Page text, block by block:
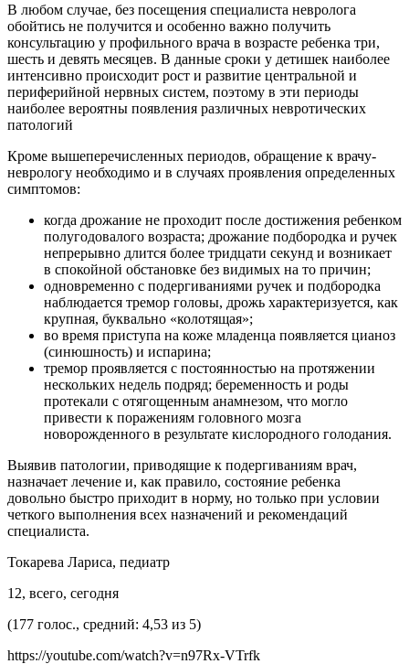
В любом случае, без посещения специалиста невролога
обойтись не получится и особенно важно получить
консультацию у профильного врача в возрасте ребенка три,
шесть и девять месяцев. В данные сроки у детишек наиболее
интенсивно происходит рост и развитие центральной и
периферийной нервных систем, поэтому в эти периоды
наиболее вероятны появления различных невротических
патологий
Кроме вышеперечисленных периодов, обращение к врачу-
неврологу необходимо и в случаях проявления определенных
симптомов:
когда дрожание не проходит после достижения ребенком
полугодовалого возраста; дрожание подбородка и ручек
непрерывно длится более тридцати секунд и возникает
в спокойной обстановке без видимых на то причин;
одновременно с подергиваниями ручек и подбородка
наблюдается тремор головы, дрожь характеризуется, как
крупная, буквально «колотящая»;
во время приступа на коже младенца появляется цианоз
(синюшность) и испарина;
тремор проявляется с постоянностью на протяжении
нескольких недель подряд; беременность и роды
протекали с отягощенным анамнезом, что могло
привести к поражениям головного мозга
новорожденного в результате кислородного голодания.
Выявив патологии, приводящие к подергиваниям врач,
назначает лечение и, как правило, состояние ребенка
довольно быстро приходит в норму, но только при условии
четкого выполнения всех назначений и рекомендаций
специалиста.
Токарева Лариса, педиатр
12, всего, сегодня
(177 голос., средний: 4,53 из 5)
https://youtube.com/watch?v=n97Rx-VTrfk